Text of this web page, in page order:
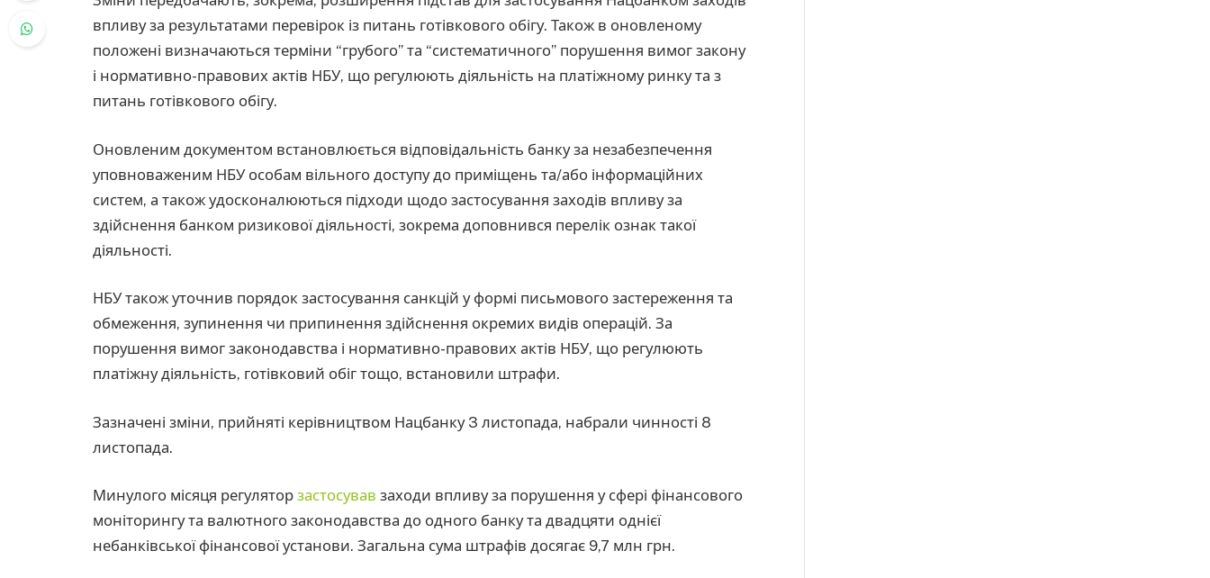
впливу за результатами перевірок із питань готівкового обігу. Також в оновленому
положені визначаються терміни “грубого” та “систематичного” порушення вимог закону
і нормативно-правових актів НБУ, що регулюють діяльність на платіжному ринку та з
питань готівкового обігу.
Оновленим документом встановлюється відповідальність банку за незабезпечення
уповноваженим НБУ особам вільного доступу до приміщень та/або інформаційних
систем, а також удосконалюються підходи щодо застосування заходів впливу за
здійснення банком ризикової діяльності, зокрема доповнився перелік ознак такої
діяльності.
НБУ також уточнив порядок застосування санкцій у формі письмового застереження та
обмеження, зупинення чи припинення здійснення окремих видів операцій. За
порушення вимог законодавства і нормативно-правових актів НБУ, що регулюють
платіжну діяльність, готівковий обіг тощо, встановили штрафи.
Зазначені зміни, прийняті керівництвом Нацбанку 3 листопада, набрали чинності 8
листопада.
Минулого місяця регулятор застосував заходи впливу за порушення у сфері фінансового
моніторингу та валютного законодавства до одного банку та двадцяти однієї
небанківської фінансової установи. Загальна сума штрафів досягає 9,7 млн грн.